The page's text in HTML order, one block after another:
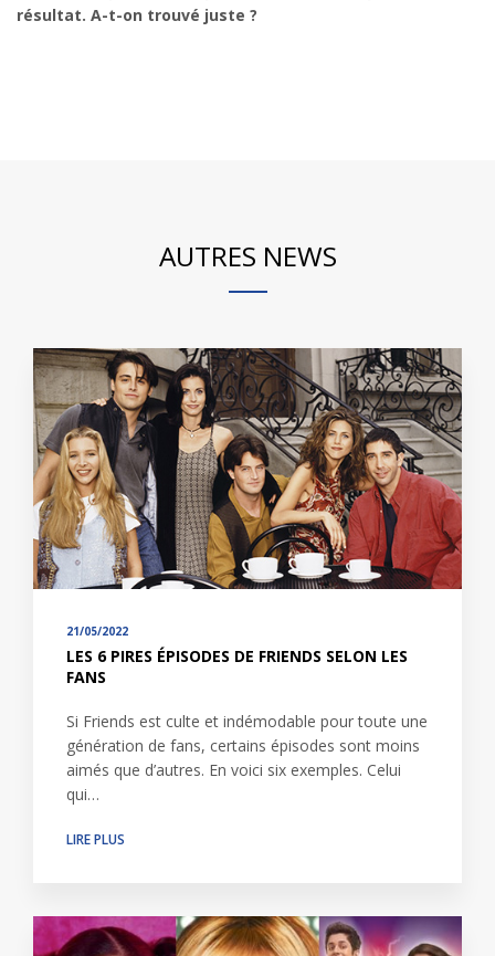
résultat. A-t-on trouvé juste ?
AUTRES NEWS
21/05/2022
LES 6 PIRES ÉPISODES DE FRIENDS SELON LES
FANS
Si Friends est culte et indémodable pour toute une
génération de fans, certains épisodes sont moins
aimés que d’autres. En voici six exemples. Celui
qui…
LIRE PLUS